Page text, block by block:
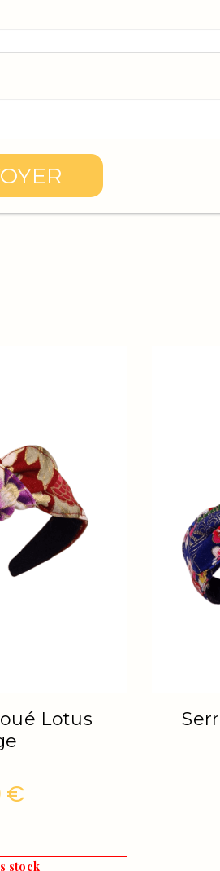
Noué Lotus